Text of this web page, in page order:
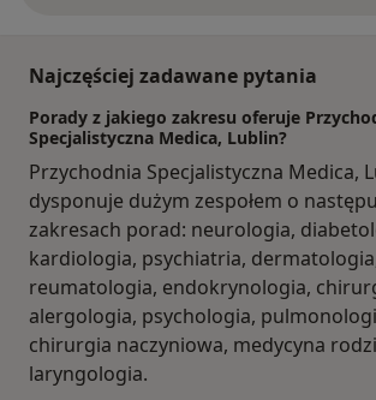
Najczęściej zadawane pytania
Porady z jakiego zakresu oferuje
Specjalistyczna Medica, Lublin?
Przychodnia Specjalistyczna Medica,
dysponuje dużym zespołem o
zakresach porad: neurologia,
kardiologia, psychiatria,
reumatologia, endokrynologia,
alergologia, psychologia,
chirurgia naczyniowa, medycyna
laryngologia.